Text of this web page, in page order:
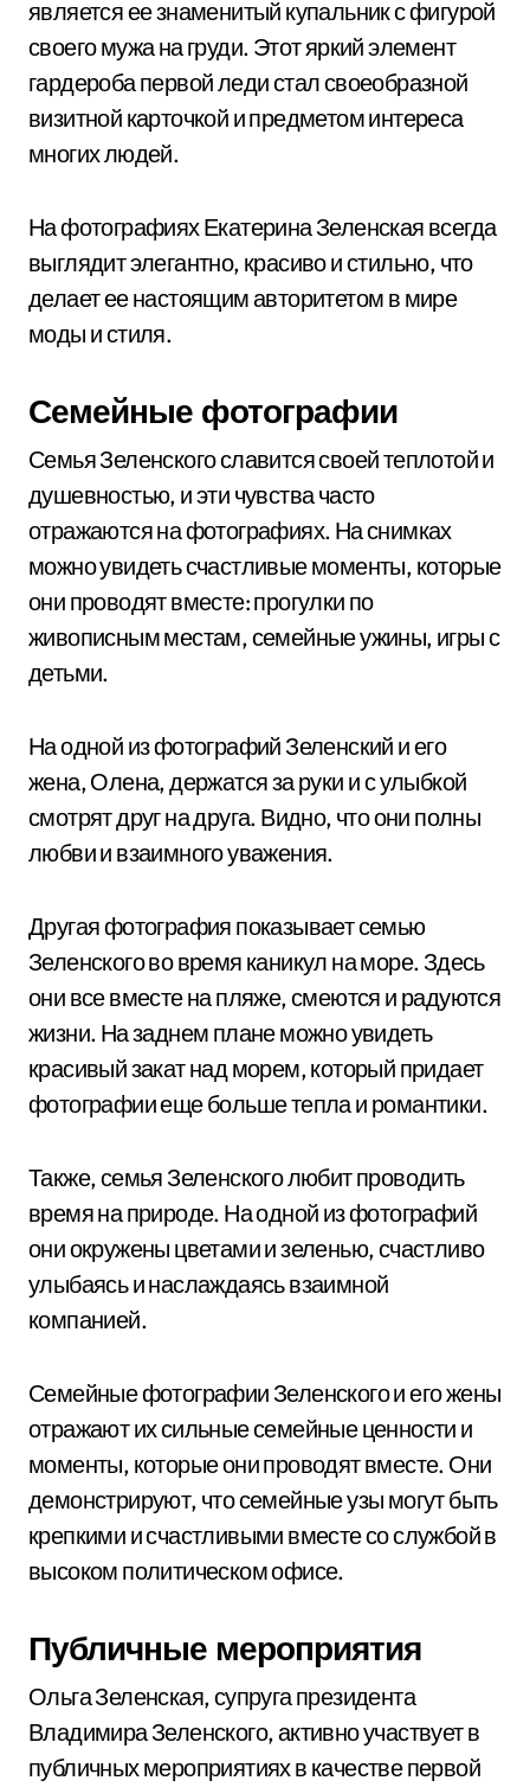
является ее знаменитый купальник с фигурой
своего мужа на груди. Этот яркий элемент
гардероба первой леди стал своеобразной
визитной карточкой и предметом интереса
многих людей.
На фотографиях Екатерина Зеленская всегда
выглядит элегантно, красиво и стильно, что
делает ее настоящим авторитетом в мире
моды и стиля.
Семейные фотографии
Семья Зеленского славится своей теплотой и
душевностью, и эти чувства часто
отражаются на фотографиях. На снимках
можно увидеть счастливые моменты, которые
они проводят вместе: прогулки по
живописным местам, семейные ужины, игры с
детьми.
На одной из фотографий Зеленский и его
жена, Олена, держатся за руки и с улыбкой
смотрят друг на друга. Видно, что они полны
любви и взаимного уважения.
Другая фотография показывает семью
Зеленского во время каникул на море. Здесь
они все вместе на пляже, смеются и радуются
жизни. На заднем плане можно увидеть
красивый закат над морем, который придает
фотографии еще больше тепла и романтики.
Также, семья Зеленского любит проводить
время на природе. На одной из фотографий
они окружены цветами и зеленью, счастливо
улыбаясь и наслаждаясь взаимной
компанией.
Семейные фотографии Зеленского и его жены
отражают их сильные семейные ценности и
моменты, которые они проводят вместе. Они
демонстрируют, что семейные узы могут быть
крепкими и счастливыми вместе со службой в
высоком политическом офисе.
Публичные мероприятия
Ольга Зеленская, супруга президента
Владимира Зеленского, активно участвует в
публичных мероприятиях в качестве первой